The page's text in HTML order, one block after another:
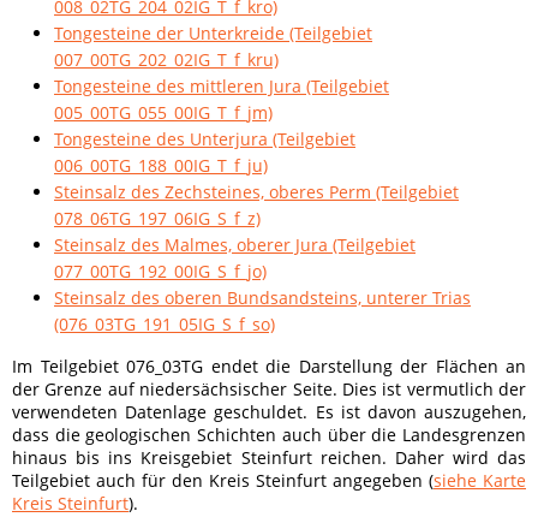
008_02TG_204_02IG_T_f_kro)
Tongesteine der Unterkreide (Teilgebiet
007_00TG_202_02IG_T_f_kru)
Tongesteine des mittleren Jura (Teilgebiet
005_00TG_055_00IG_T_f_jm)
Tongesteine des Unterjura (Teilgebiet
006_00TG_188_00IG_T_f_ju)
Steinsalz des Zechsteines, oberes Perm (Teilgebiet
078_06TG_197_06IG_S_f_z)
Steinsalz des Malmes, oberer Jura (Teilgebiet
077_00TG_192_00IG_S_f_jo)
Steinsalz des oberen Bundsandsteins, unterer Trias
(076_03TG_191_05IG_S_f_so)
Im Teilgebiet 076_03TG endet die Darstellung der Flächen an
der Grenze auf niedersächsischer Seite. Dies ist vermutlich der
verwendeten Datenlage geschuldet. Es ist davon auszugehen,
dass die geologischen Schichten auch über die Landesgrenzen
hinaus bis ins Kreisgebiet Steinfurt reichen. Daher wird das
Teilgebiet auch für den Kreis Steinfurt angegeben (siehe Karte
Kreis Steinfurt).